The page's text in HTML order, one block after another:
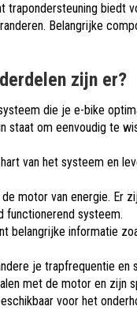
Belangrijke
zijn er?
die je e-bike
staat om eenvoudig te
van het systeem en
motor van energie. Er
functionerend systeem.
belangrijke informatie
je trapfrequentie
met de motor en zijn
voor het